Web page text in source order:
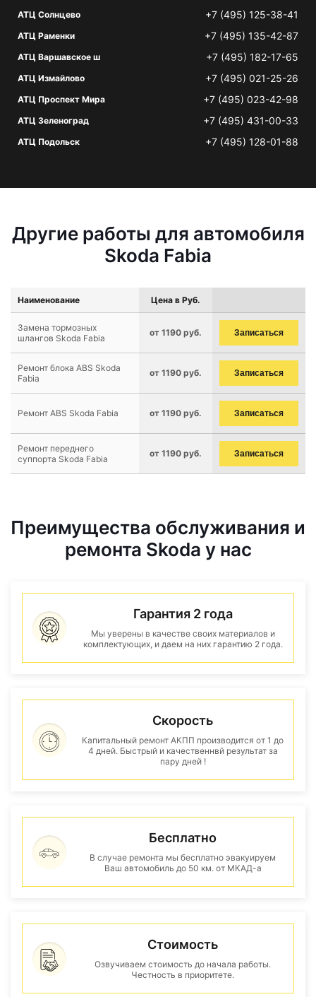
АТЦ Солнцево +7 (495) 125-38-41
АТЦ Раменки +7 (495) 135-42-87
АТЦ Варшавское ш +7 (495) 182-17-65
АТЦ Измайлово +7 (495) 021-25-26
АТЦ Проспект Мира +7 (495) 023-42-98
АТЦ Зеленоград +7 (495) 431-00-33
АТЦ Подольск +7 (495) 128-01-88
Другие работы для автомобиля
Skoda Fabia
Наименование Цена в Руб.
Замена тормозных
шлангов Skoda Fabia
от 1190 руб. Записаться
Ремонт блока ABS Skoda
Fabia
от 1190 руб. Записаться
Ремонт ABS Skoda Fabia от 1190 руб. Записаться
Ремонт переднего
суппорта Skoda Fabia
от 1190 руб. Записаться
Преимущества обслуживания и
ремонта Skoda у нас
Гарантия 2 года
Мы уверены в качестве своих материалов и
комплектующих, и даем на них гарантию 2 года.
Скорость
Капитальный ремонт АКПП производится от 1 до
4 дней. Быстрый и качественнвй результат за
пару дней !
Бесплатно
В случае ремонта мы бесплатно эвакуируем
Ваш автомобиль до 50 км. от МКАД-а
Стоимость
Озвучиваем стоимость до начала работы.
Честность в приоритете.